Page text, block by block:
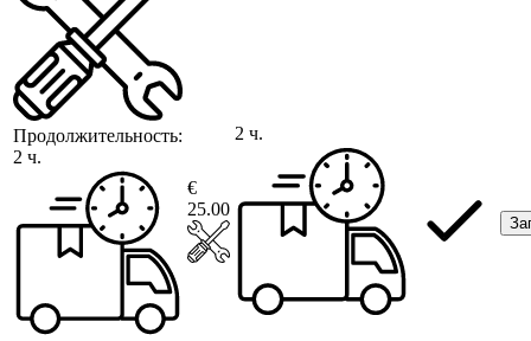
Продолжительность:
2 ч.
€
25.00
2 ч.